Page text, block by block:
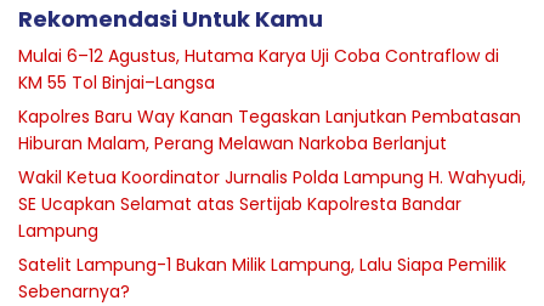
Rekomendasi Untuk Kamu
Mulai 6–12 Agustus, Hutama Karya Uji Coba Contraflow di
KM 55 Tol Binjai–Langsa
Kapolres Baru Way Kanan Tegaskan Lanjutkan Pembatasan
Hiburan Malam, Perang Melawan Narkoba Berlanjut
Wakil Ketua Koordinator Jurnalis Polda Lampung H. Wahyudi,
SE Ucapkan Selamat atas Sertijab Kapolresta Bandar
Lampung
Satelit Lampung-1 Bukan Milik Lampung, Lalu Siapa Pemilik
Sebenarnya?